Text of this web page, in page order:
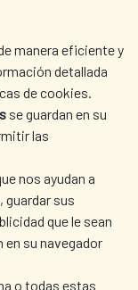
manera eficiente y
detallada
de cookies.
se guardan en su
las
nos ayudan a
sus
que le sean
su navegador
o todas estas
WE COOPERATE?
PRESS ROOM
LIBRARY